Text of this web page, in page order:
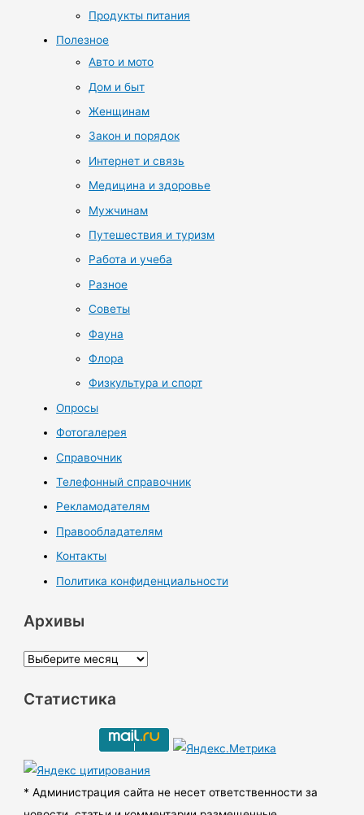
Продукты питания
Полезное
Авто и мото
Дом и быт
Женщинам
Закон и порядок
Интернет и связь
Медицина и здоровье
Мужчинам
Путешествия и туризм
Работа и учеба
Разное
Советы
Фауна
Флора
Физкультура и спорт
Опросы
Фотогалерея
Справочник
Телефонный справочник
Рекламодателям
Правообладателям
Контакты
Политика конфиденциальности
Архивы
А
х
ы
Статистика
* Администрация сайта не несет ответственности за